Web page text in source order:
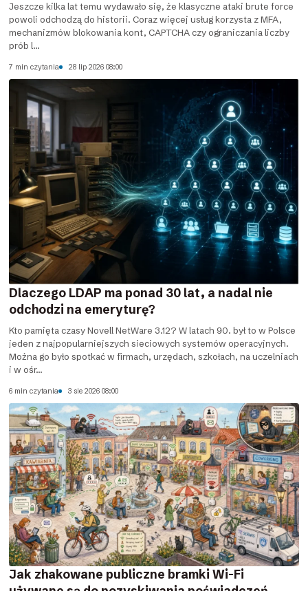
Jeszcze kilka lat temu wydawało się, że klasyczne ataki brute force
powoli odchodzą do historii. Coraz więcej usług korzysta z MFA,
mechanizmów blokowania kont, CAPTCHA czy ograniczania liczby
prób l...
7 min czytania 28 lip 2026 08:00
Dlaczego LDAP ma ponad 30 lat, a nadal nie
odchodzi na emeryturę?
Kto pamięta czasy Novell NetWare 3.12? W latach 90. był to w Polsce
jeden z najpopularniejszych sieciowych systemów operacyjnych.
Można go było spotkać w firmach, urzędach, szkołach, na uczelniach
i w ośr...
6 min czytania 3 sie 2026 08:00
Jak zhakowane publiczne bramki Wi-Fi